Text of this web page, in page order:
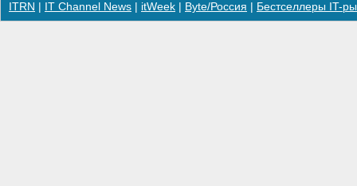
ITRN IT Channel News itWeek Byte/Россия Бестселлеры IT-